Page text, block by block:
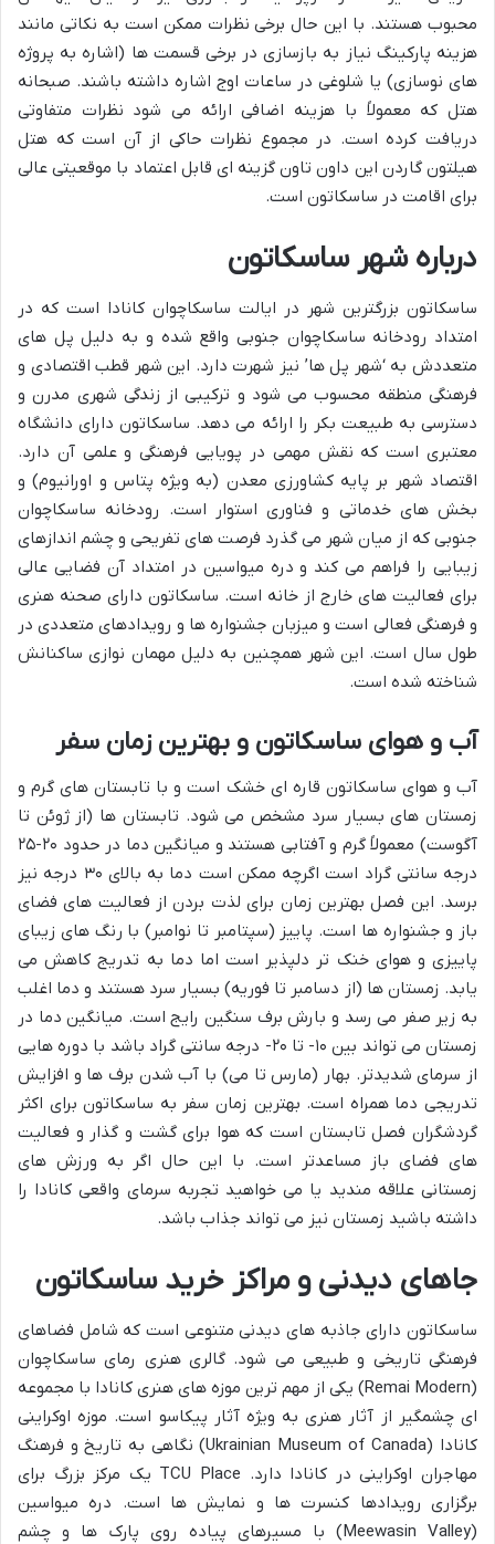
محبوب هستند. با این حال برخی نظرات ممکن است به نکاتی مانند
هزینه پارکینگ نیاز به بازسازی در برخی قسمت ها (اشاره به پروژه
های نوسازی) یا شلوغی در ساعات اوج اشاره داشته باشند. صبحانه
هتل که معمولاً با هزینه اضافی ارائه می شود نظرات متفاوتی
دریافت کرده است. در مجموع نظرات حاکی از آن است که هتل
هیلتون گاردن این داون تاون گزینه ای قابل اعتماد با موقعیتی عالی
برای اقامت در ساسکاتون است.
درباره شهر ساسکاتون
ساسکاتون بزرگترین شهر در ایالت ساسکاچوان کانادا است که در
امتداد رودخانه ساسکاچوان جنوبی واقع شده و به دلیل پل های
متعددش به ‘شهر پل ها’ نیز شهرت دارد. این شهر قطب اقتصادی و
فرهنگی منطقه محسوب می شود و ترکیبی از زندگی شهری مدرن و
دسترسی به طبیعت بکر را ارائه می دهد. ساسکاتون دارای دانشگاه
معتبری است که نقش مهمی در پویایی فرهنگی و علمی آن دارد.
اقتصاد شهر بر پایه کشاورزی معدن (به ویژه پتاس و اورانیوم) و
بخش های خدماتی و فناوری استوار است. رودخانه ساسکاچوان
جنوبی که از میان شهر می گذرد فرصت های تفریحی و چشم اندازهای
زیبایی را فراهم می کند و دره میواسین در امتداد آن فضایی عالی
برای فعالیت های خارج از خانه است. ساسکاتون دارای صحنه هنری
و فرهنگی فعالی است و میزبان جشنواره ها و رویدادهای متعددی در
طول سال است. این شهر همچنین به دلیل مهمان نوازی ساکنانش
شناخته شده است.
آب و هوای ساسکاتون و بهترین زمان سفر
آب و هوای ساسکاتون قاره ای خشک است و با تابستان های گرم و
زمستان های بسیار سرد مشخص می شود. تابستان ها (از ژوئن تا
آگوست) معمولاً گرم و آفتابی هستند و میانگین دما در حدود ۲۰-۲۵
درجه سانتی گراد است اگرچه ممکن است دما به بالای ۳۰ درجه نیز
برسد. این فصل بهترین زمان برای لذت بردن از فعالیت های فضای
باز و جشنواره ها است. پاییز (سپتامبر تا نوامبر) با رنگ های زیبای
پاییزی و هوای خنک تر دلپذیر است اما دما به تدریج کاهش می
یابد. زمستان ها (از دسامبر تا فوریه) بسیار سرد هستند و دما اغلب
به زیر صفر می رسد و بارش برف سنگین رایج است. میانگین دما در
زمستان می تواند بین ۱۰- تا ۲۰- درجه سانتی گراد باشد با دوره هایی
از سرمای شدیدتر. بهار (مارس تا می) با آب شدن برف ها و افزایش
تدریجی دما همراه است. بهترین زمان سفر به ساسکاتون برای اکثر
گردشگران فصل تابستان است که هوا برای گشت و گذار و فعالیت
های فضای باز مساعدتر است. با این حال اگر به ورزش های
زمستانی علاقه مندید یا می خواهید تجربه سرمای واقعی کانادا را
داشته باشید زمستان نیز می تواند جذاب باشد.
جاهای دیدنی و مراکز خرید ساسکاتون
ساسکاتون دارای جاذبه های دیدنی متنوعی است که شامل فضاهای
فرهنگی تاریخی و طبیعی می شود. گالری هنری رمای ساسکاچوان
(Remai Modern) یکی از مهم ترین موزه های هنری کانادا با مجموعه
ای چشمگیر از آثار هنری به ویژه آثار پیکاسو است. موزه اوکراینی
کانادا (Ukrainian Museum of Canada) نگاهی به تاریخ و فرهنگ
مهاجران اوکراینی در کانادا دارد. TCU Place یک مرکز بزرگ برای
برگزاری رویدادها کنسرت ها و نمایش ها است. دره میواسین
(Meewasin Valley) با مسیرهای پیاده روی پارک ها و چشم